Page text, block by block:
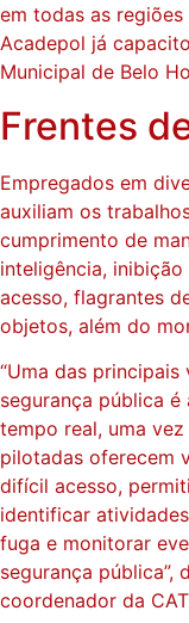
em todas as
Acadepol já
Municipal de Belo
Frentes
Empregados em
auxiliam os
cumprimento de
inteligência,
acesso, flagrantes
objetos, além do
“Uma das
segurança pública
tempo real, uma
pilotadas oferecem
difícil acesso,
identificar
fuga e monitorar
segurança pública”,
coordenador da